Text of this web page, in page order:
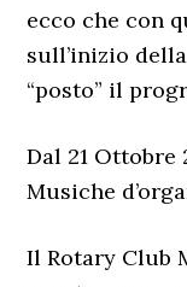
ecco che con
sull’inizio
“posto” il
Dal 21 Ottobre
Musiche
Il Rotary Club